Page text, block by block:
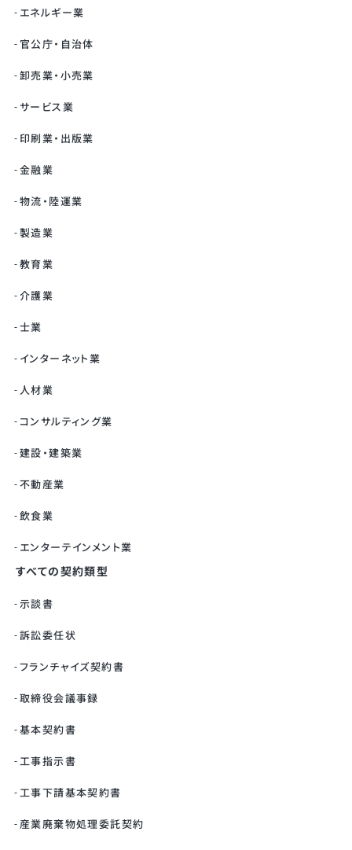
エネルギー業
官公庁・自治体
卸売業・小売業
サービス業
印刷業・出版業
金融業
物流・陸運業
製造業
教育業
介護業
士業
インターネット業
人材業
コンサルティング業
建設・建築業
不動産業
飲食業
エンターテインメント業
すべての契約類型
示談書
訴訟委任状
フランチャイズ契約書
取締役会議事録
基本契約書
工事指示書
工事下請基本契約書
産業廃棄物処理委託契約